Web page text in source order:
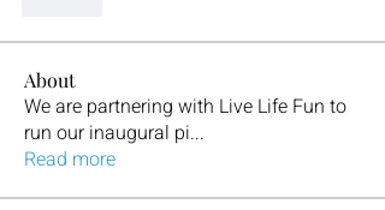
About
We are partnering with Live Life Fun to
run our inaugural pi...
Read more